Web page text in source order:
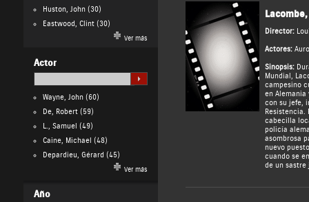
Huston, John(30)
Eastwood, Clint(30)
Ver más
Actor
Wayne, John(60)
De, Robert(59)
L., Samuel (49)
Caine, Michael (48)
Depardieu, Gérard (45)
Ver más
Año
Director:
Actores:
Sinopsis:
Mundial,
campesino
en Alemania
con su jefe,
Resistencia.
cabecilla
policía
asombrosa
nuevo
cuando se
de un sastre